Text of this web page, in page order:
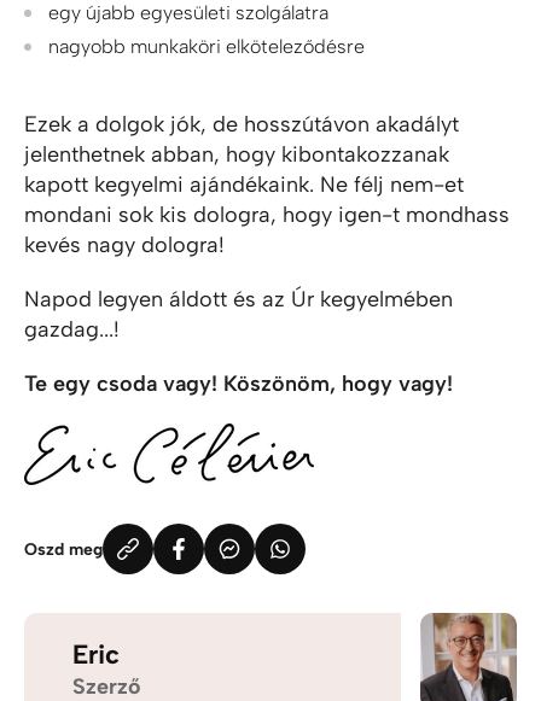
egy újabb egyesületi szolgálatra
nagyobb munkaköri elköteleződésre
Ezek a dolgok jók, de hosszútávon akadályt
jelenthetnek abban, hogy kibontakozzanak
kapott kegyelmi ajándékaink. Ne félj nem-et
mondani sok kis dologra, hogy igen-t mondhass
kevés nagy dologra!
Napod legyen áldott és az Úr kegyelmében
gazdag...!
Te egy csoda vagy! Köszönöm, hogy vagy!
Oszd meg
Eric
Szerző